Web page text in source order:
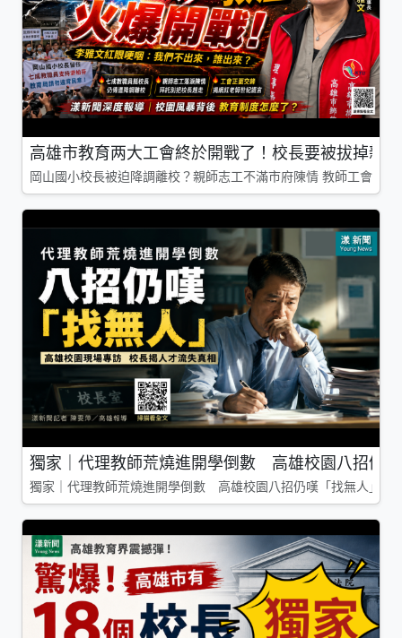
高雄市教育两大工會終於開戰了！校長要被拔掉親
岡山國小校長被迫降調離校？親師志工不滿市府陳情 教師工會槓
獨家｜代理教師荒燒進開學倒數 高雄校園八招仍
獨家｜代理教師荒燒進開學倒數 高雄校園八招仍嘆「找無人」